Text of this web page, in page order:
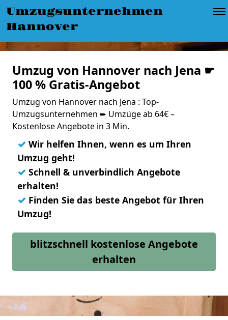
Umzugsunternehmen
Hannover
Umzug von Hannover nach Jena ☛
100 % Gratis-Angebot
Umzug von Hannover nach Jena : Top-
Umzugsunternehmen ➨ Umzüge ab 64€ –
Kostenlose Angebote in 3 Min.
✓ Wir helfen Ihnen, wenn es um Ihren
Umzug geht!
✓ Schnell & unverbindlich Angebote
erhalten!
✓ Finden Sie das beste Angebot für Ihren
Umzug!
blitzschnell kostenlose Angebote
erhalten